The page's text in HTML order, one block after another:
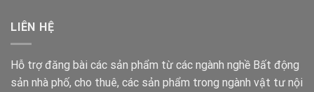
LIÊN HỆ
Hỗ trợ đăng bài các sản phẩm từ các ngành nghề Bất động
sản nhà phố, cho thuê, các sản phẩm trong ngành vật tư nội